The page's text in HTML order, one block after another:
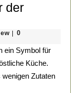
der
Erik
van
Agenew
0
Küche.
Zutaten